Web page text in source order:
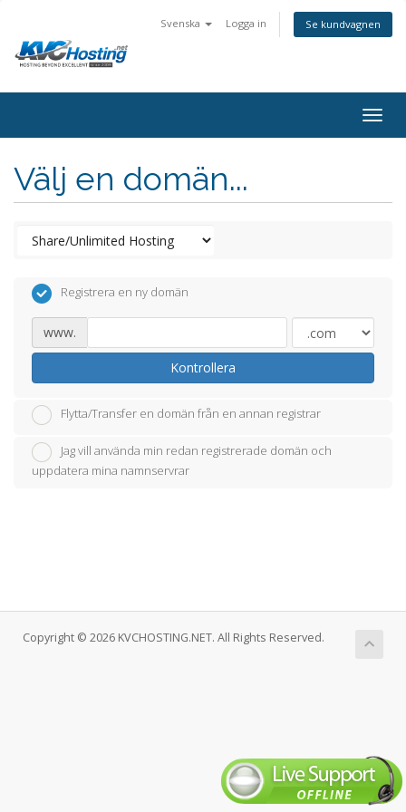
Svenska Logga in Se kundvagnen
Välj en domän...
Registrera en ny domän
www.
Kontrollera
Flytta/Transfer en domän från en annan registrar
Jag vill använda min redan registrerade domän och
uppdatera mina namnservrar
Copyright © 2026 KVCHOSTING.NET. All Rights Reserved.